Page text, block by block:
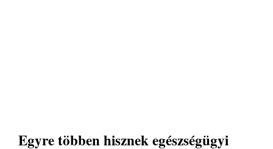
Egyre többen hisznek egészségügyi